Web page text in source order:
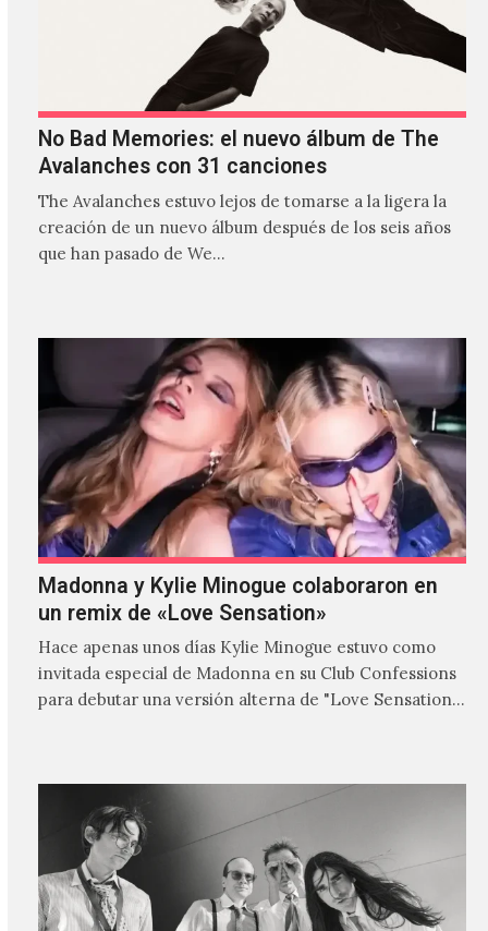
No Bad Memories: el nuevo álbum de The
Avalanches con 31 canciones
The Avalanches estuvo lejos de tomarse a la ligera la
creación de un nuevo álbum después de los seis años
que han pasado de We…
Madonna y Kylie Minogue colaboraron en
un remix de «Love Sensation»
Hace apenas unos días Kylie Minogue estuvo como
invitada especial de Madonna en su Club Confessions
para debutar una versión alterna de "Love Sensation",